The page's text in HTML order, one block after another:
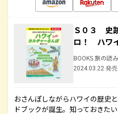
Ｓ０３ 史
ロ！ ハワ
BOOKS 旅の読
2024.03.22 発売
おさんぽしながらハワイの歴史
ドブックが誕生。知っておきた